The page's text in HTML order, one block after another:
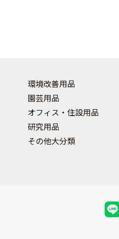
環境改善用品
園芸用品
オフィス・住設用品
研究用品
その他大分類